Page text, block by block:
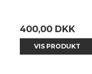
400,00 DKK
VIS PRODUKT